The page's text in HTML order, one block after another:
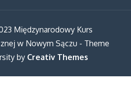
Międzynarodowy Kurs
w Nowym Sączu - Theme
by Creativ Themes